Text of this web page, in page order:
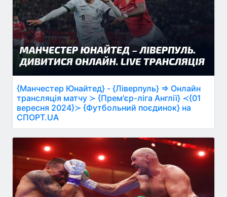
{Манчестер Юнайтед} - {Ліверпуль} ⇒ Онлайн
трансляція матчу ≻ {Прем'єр-ліга Англії} ≺{01
вересня 2024}≻ {Футбольний поєдинок} на
СПОРТ.UA